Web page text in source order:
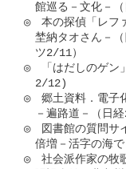
館巡る－文化－（
◎　本の探偵「レフ
埜納タオさん－（
ツ2/11）
◎　「はだしのゲン
2/12)
◎　郷土資料．電子
－遍路道－（日
◎　図書館の質問サ
倍増－活字の海で
◎　社会派作家の牧